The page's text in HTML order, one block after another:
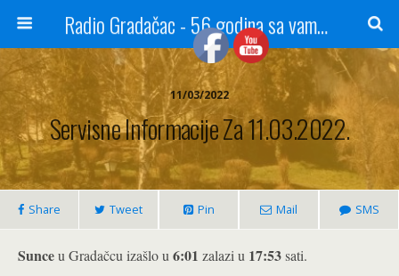
Radio Gradačac - 56 godina sa vama...
11/03/2022
Servisne Informacije Za 11.03.2022.
Share Tweet Pin Mail SMS
Sunceu Gradačcu izašlo u 6:01 zalazi u 17:53sati.